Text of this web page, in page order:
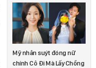
Mỹ nhân suýt đóng nữ
chính Cô Đi Mà Lấy Chồng